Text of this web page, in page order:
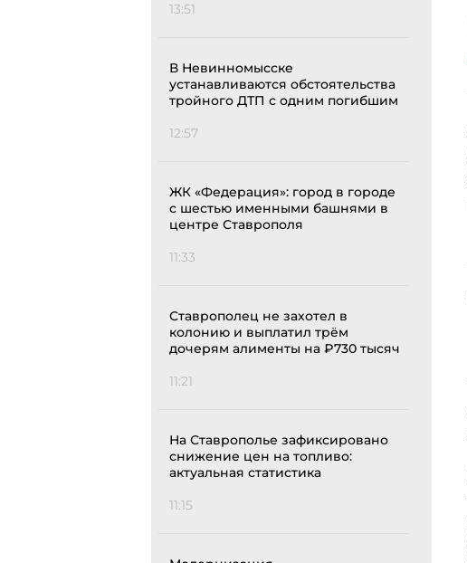
13:51
В Невинномысске
устанавливаются обстоятельства
тройного ДТП с одним погибшим
12:57
ЖК «Федерация»: город в городе
с шестью именными башнями в
центре Ставрополя
11:33
Ставрополец не захотел в
колонию и выплатил трём
дочерям алименты на ₽730 тысяч
11:21
На Ставрополье зафиксировано
снижение цен на топливо:
актуальная статистика
11:15